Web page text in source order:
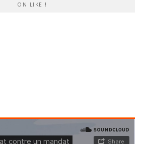
ON LIKE !